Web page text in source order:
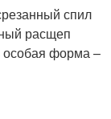
спил
расщеп
особая форма –